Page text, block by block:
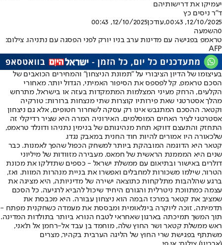
יעמיקו את דרישותיהם
ד"ר ניסים כץ
12/10/2025, 00:43
,עודכן12/10/2025, 00:43
0השמעה
טראמפ בפגישה עם מדינות ערב בניו יורק לפני הפסגה עם נתניהו. צילום:
AFP
בעיצומו של הדיון הציבורי על "תמונת הניצחון" והמחירים הכואבים של
הסכם טראמפ, קל לפספס את הסיפור האמיתי, הגדול יותר. מאחורי
הקלעים, הרחק מעיני המצלמות המתמקדות בעזה או בישראל, מתרחש
מהלך אסטרטגי שאת פירותיו קוצרות שתי מנצחות ברורות: טורקיה
וקטאר. ההסכם המתגבש אינו רק עסקה לשחרור חטופים, אלא גם ניצחון
אסטרטגי לציר האחים המוסלמים. האירוניה המרה היא שציר רדיקלי זה
התחזק והתעצם דווקא תחת מנהיגותם של בנימין נתניהו ודונלד טראמפ,
שלכאורה היו אמורים להיות חוד החנית במאבק נגדו.
קטאר היא הדוגמה המובהקת ביותר למשחק הכפול שהפך לאמנות. כבר
שנים היא המממנת הראשית של חמאס. מעבירה מזוודות של מיליוני
דולרים באישור ובתיאום עם ממשלת ישראל - כספים שתדלקו את מכונת
הטרור, שילמו משכורות למחבלים ואפשרו את בניית מנהרות המוות. ואז,
ברגע שהלהבות מתלקחות כתוצאה ישירה של מדיניותה, היא מציגה את
עצמה כמתווכת ניטרלית והגורם היחיד שיכול להביא לרגיעה. כל הסכם
שמציב את קטאר במרכז הבמה הוא ניצחון עבורה. היא מכבסת את
תדמיתה, זוכה ליוקרה בינלאומית ומבססת את מעמדה כשחקנית מפתח -
תוך המשך תמיכתה בארגון שאחראי לטבח הנורא ביותר בתולדות המדינה.
ראש ממשלת קטאר ושר החוץ שלה, מוחמד בן עבד אל-רחמן אל ת'אני,
משתתף בפגישת שרי החוץ של הליגה הערבית בקהיר, מצרים